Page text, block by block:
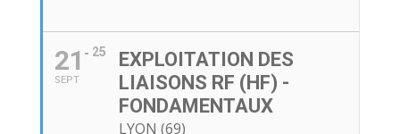
21
SEPT
25
EXPLOITATION DES
LIAISONS RF (HF) -
FONDAMENTAUX
LYON (69)